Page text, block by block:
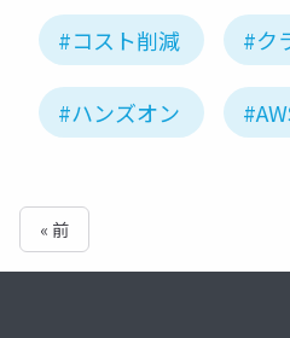
#コスト削減 #ク
#ハンズオン
« 前